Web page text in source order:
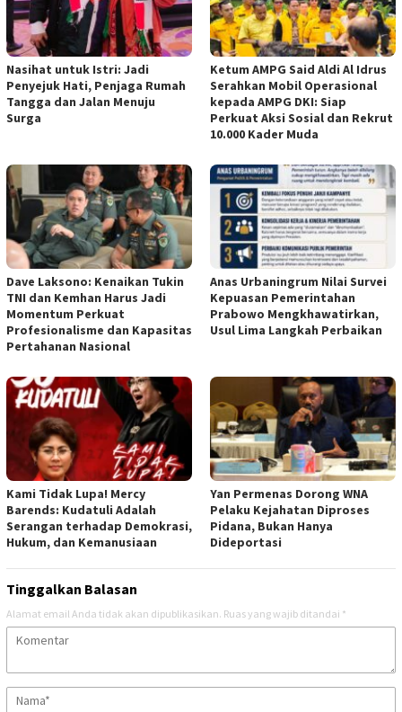
Nasihat untuk Istri: Jadi
Penyejuk Hati, Penjaga Rumah
Tangga dan Jalan Menuju
Surga
Ketum AMPG Said Aldi Al Idrus
Serahkan Mobil Operasional
kepada AMPG DKI: Siap
Perkuat Aksi Sosial dan Rekrut
10.000 Kader Muda
Dave Laksono: Kenaikan Tukin
TNI dan Kemhan Harus Jadi
Momentum Perkuat
Profesionalisme dan Kapasitas
Pertahanan Nasional
Anas Urbaningrum Nilai Survei
Kepuasan Pemerintahan
Prabowo Mengkhawatirkan,
Usul Lima Langkah Perbaikan
Kami Tidak Lupa! Mercy
Barends: Kudatuli Adalah
Serangan terhadap Demokrasi,
Hukum, dan Kemanusiaan
Yan Permenas Dorong WNA
Pelaku Kejahatan Diproses
Pidana, Bukan Hanya
Dideportasi
Tinggalkan Balasan
Alamat email Anda tidak akan dipublikasikan. Ruas yang wajib ditandai *